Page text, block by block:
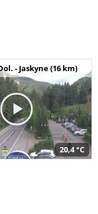
- Jaskyne (16 km)
20,4 °C